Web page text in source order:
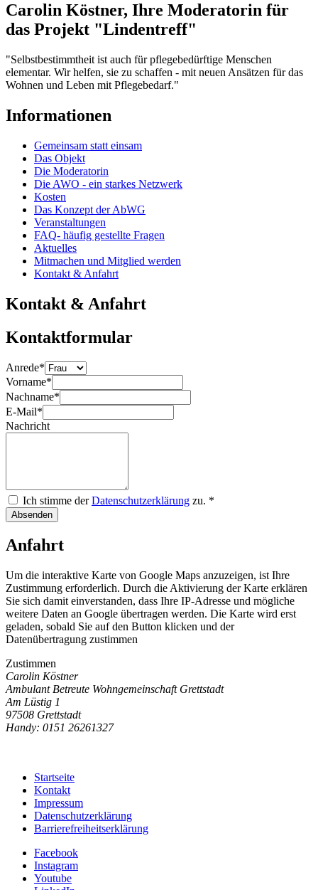
Carolin Köstner, Ihre Moderatorin für
das Projekt "Lindentreff"
"Selbstbestimmtheit ist auch für pflegebedürftige Menschen
elementar. Wir helfen, sie zu schaffen - mit neuen Ansätzen für das
Wohnen und Leben mit Pflegebedarf."
Informationen
Gemeinsam statt einsam
Das Objekt
Die Moderatorin
Die AWO - ein starkes Netzwerk
Kosten
Das Konzept der AbWG
Veranstaltungen
FAQ- häufig gestellte Fragen
Aktuelles
Mitmachen und Mitglied werden
Kontakt & Anfahrt
Kontakt & Anfahrt
Kontaktformular
Anrede*
Vorname*
Nachname*
E-Mail*
Nachricht
Ich stimme derDatenschutzerklärung zu. *
Absenden
Anfahrt
Um die interaktive Karte von Google Maps anzuzeigen, ist Ihre
Zustimmung erforderlich. Durch die Aktivierung der Karte erklären
Sie sich damit einverstanden, dass Ihre IP-Adresse und mögliche
weitere Daten an Google übertragen werden. Die Karte wird erst
geladen, sobald Sie auf den Button klicken und der
Datenübertragung zustimmen
Zustimmen
Carolin Köstner
Ambulant Betreute Wohngemeinschaft Grettstadt
Am Lüstig 1
97508 Grettstadt
Handy: 0151 26261327
Startseite
Kontakt
Impressum
Datenschutzerklärung
Barrierefreiheitserklärung
Facebook
Instagram
Youtube